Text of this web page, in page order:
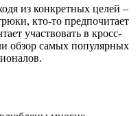
из конкретных целей –
кто-то предпочитает
участвовать в кросс-
обзор самых популярных